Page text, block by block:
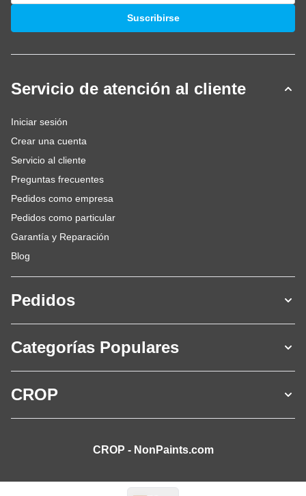
Dirección de email
Suscribirse
Servicio de atención al cliente
Iniciar sesión
Crear una cuenta
Servicio al cliente
Preguntas frecuentes
Pedidos como empresa
Pedidos como particular
Garantía y Reparación
Blog
Pedidos
Categorías Populares
CROP
CROP - NonPaints.com
Lenguaje